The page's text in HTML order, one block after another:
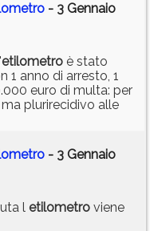
- 3 Gennaio
etilometro è stato
1 anno di arresto, 1
euro di multa: per
plurirecidivo alle
- 3 Gennaio
l etilometro viene